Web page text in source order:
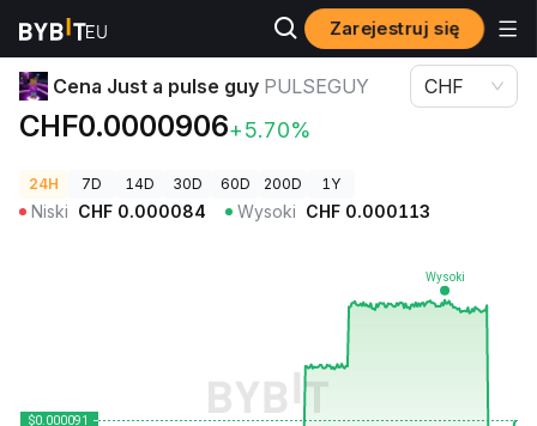
Zarejestruj się
Ceny kryptowalut Cena Just a pulse guy PULSEGUY
Cena Just a pulse guy PULSEGUY
CHF0.0000906+5.70%
CHF
24H 7D 14D 30D 60D 200D 1Y
Niski CHF 0.000084 Wysoki CHF 0.000113